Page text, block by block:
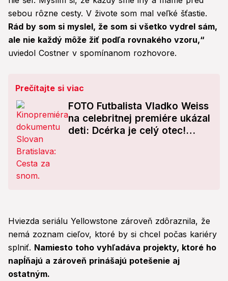
sebou rôzne cesty. V živote som mal veľké šťastie.
Rád by som si myslel, že som si všetko vydrel sám,
ale nie každý môže žiť podľa rovnakého vzoru,“
uviedol Costner v spomínanom rozhovore.
Prečítajte si viac
FOTO Futbalista Vladko Weiss
na celebritnej premiére ukázal
deti: Dcérka je celý otec!
Hviezda seriálu Yellowstone zároveň zdôraznila, že
nemá zoznam cieľov, ktoré by si chcel počas kariéry
splniť. Namiesto toho vyhľadáva projekty, ktoré ho
napĺňajú a zároveň prinášajú potešenie aj
ostatným.